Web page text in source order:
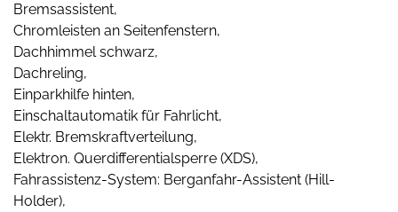
Bremsassistent,
Chromleisten an Seitenfenstern,
Dachhimmel schwarz,
Dachreling,
Einparkhilfe hinten,
Einschaltautomatik für Fahrlicht,
Elektr. Bremskraftverteilung,
Elektron. Querdifferentialsperre (XDS),
Fahrassistenz-System: Berganfahr-Assistent (Hill-
Holder),